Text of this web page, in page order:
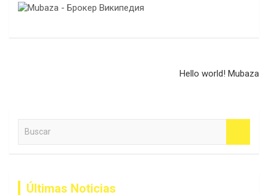
Hello world! Mubaza
Últimas Noticias